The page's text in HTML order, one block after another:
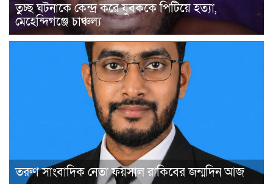
তুচ্ছ ঘটনাকে কেন্দ্র করে যুবককে পিটিয়ে হত্যা,
মেহেন্দিগঞ্জে চাঞ্চল্য
তরুণ সাংবাদিক নেতা ফয়সাল রাকিবের জন্মদিন আজ